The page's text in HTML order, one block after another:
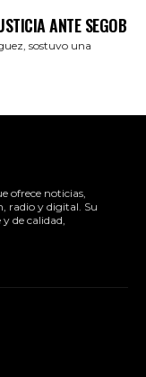
ANTE SEGOB
sostuvo una
ofrece noticias,
radio y digital. Su
de calidad,